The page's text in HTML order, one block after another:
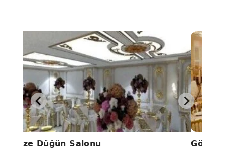
Alize Düğün Salonu Gönül